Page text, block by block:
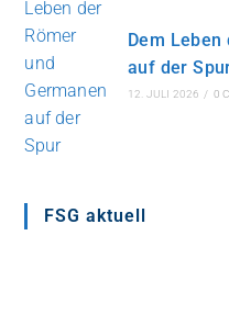
Dem Leben
auf der
12. JULI 2026 / 0
FSG aktuell